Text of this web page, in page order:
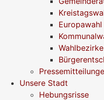
Europawahl
Wahlbezirke
Unsere Stadt
Hebungsrisse